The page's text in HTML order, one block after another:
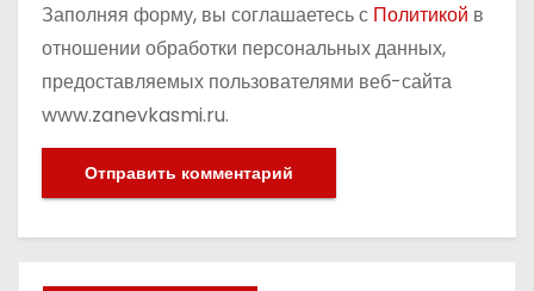
Заполняя форму, вы соглашаетесь с Политикой в
отношении обработки персональных данных,
предоставляемых пользователями веб-сайта
www.zanevkasmi.ru.